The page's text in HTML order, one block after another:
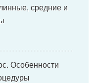
средние и
Особенности